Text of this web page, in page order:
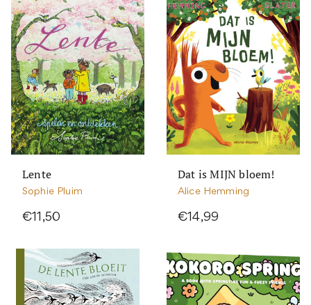
Lente
Sophie Pluim
€11,50
Dat is MIJN bloem!
Alice Hemming
€14,99